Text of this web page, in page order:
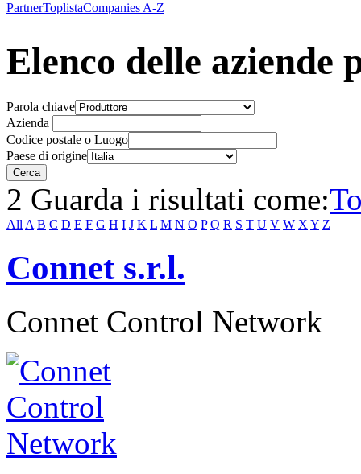
PartnerToplistaCompanies A-Z
Elenco delle aziende
Parola chiave
Azienda
Codice postale o Luogo
Paese di origine
2 Guarda i risultati come:
AllA B C D E F G H I J K L M N O P Q R S T U V W XY Z
Connet s.r.l.
Connet Control Network